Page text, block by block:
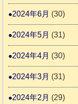
2024年6月 (30)
2024年5月 (31)
2024年4月 (30)
2024年3月 (31)
2024年2月 (29)